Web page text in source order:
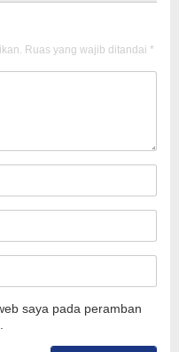
Ruas yang wajib ditandai *
saya pada peramban